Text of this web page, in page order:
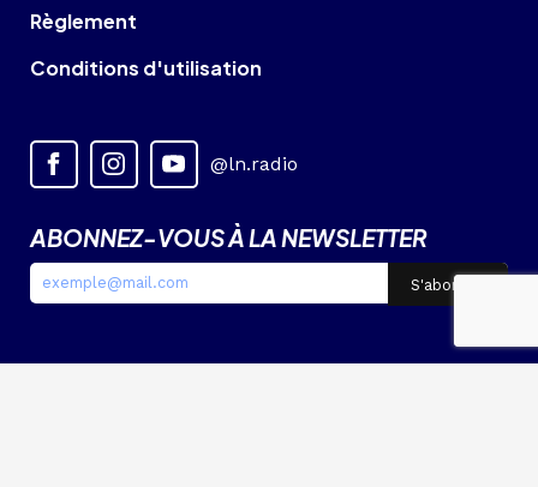
Règlement
Conditions d'utilisation
@ln.radio
ABONNEZ-VOUS À LA NEWSLETTER